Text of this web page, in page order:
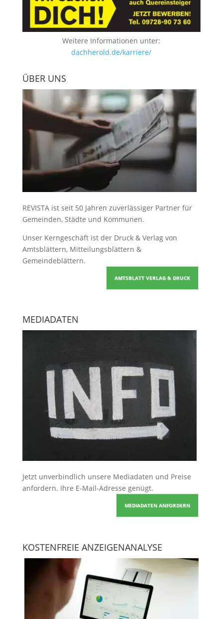
Weitere Informationen unter:
dachherold.de/karriere/
ÜBER UNS
REVISTA ist seit 50 Jahren zuverlässiger Partner für
Gemeinden, Städte und Kommunen.
Unser Kerngeschäft ist der Druck & Verlag von
Amtsblättern, Mitteilungsblättern &
Gemeindeblättern.
AMTSBLATT VERLAG & DRUCK
MEDIADATEN
Jetzt unverbindlich unsere Mediadaten und Preise
anfordern. Ihre E-Mail-Adresse genügt.
MEDIADATEN ANFORDERN
KOSTENFREIE ANZEIGENANALYSE